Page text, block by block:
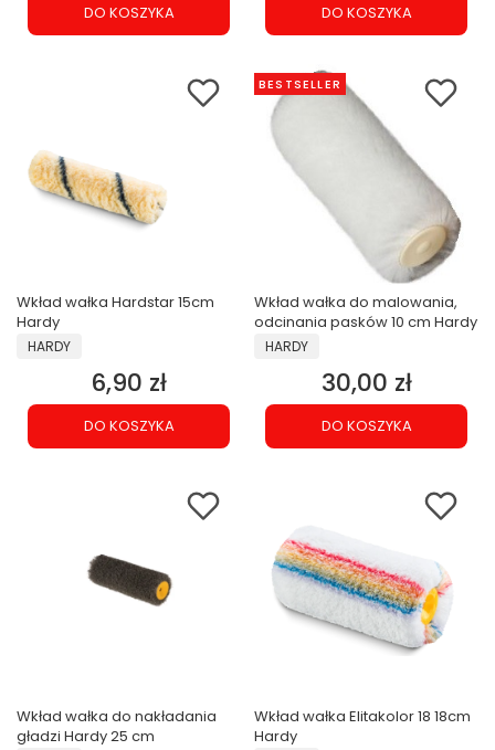
DO KOSZYKA DO KOSZYKA
Wkład wałka Hardstar 15cm
Hardy
PRODUCENT
HARDY
Cena
6,90 zł
DO KOSZYKA
BESTSELLER
Wkład wałka do malowania,
odcinania pasków 10 cm Hardy
PRODUCENT
HARDY
Cena
30,00 zł
DO KOSZYKA
Wkład wałka do nakładania
gładzi Hardy 25 cm
Wkład wałka Elitakolor 18 18cm
Hardy